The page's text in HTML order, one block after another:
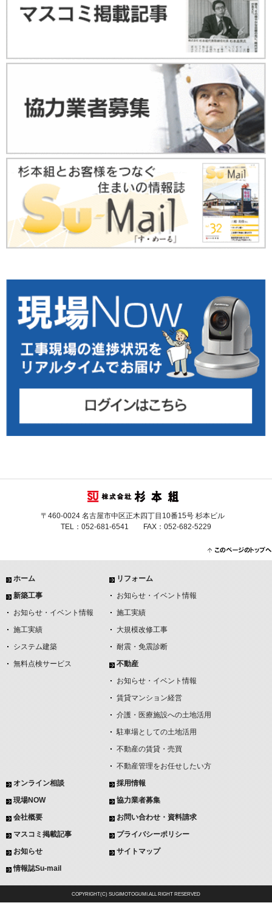
〒460-0024 名古屋市中区正木四丁目10番15号 杉本ビル
TEL：052-681-6541 FAX：052-682-5229
ホーム
新築工事
お知らせ・イベント情報
施工実績
システム建築
無料点検サービス
リフォーム
お知らせ・イベント情報
施工実績
大規模改修工事
耐震・免震診断
不動産
お知らせ・イベント情報
賃貸マンション経営
介護・医療施設への土地活用
駐車場としての土地活用
不動産の賃貸・売買
不動産管理をお任せしたい方
オンライン相談
現場NOW
会社概要
マスコミ掲載記事
お知らせ
情報誌Su-mail
採用情報
協力業者募集
お問い合わせ・資料請求
プライバシーポリシー
サイトマップ
COPYRIGHT(C) SUGIMOTOGUMI.ALL RIGHT RESERVED